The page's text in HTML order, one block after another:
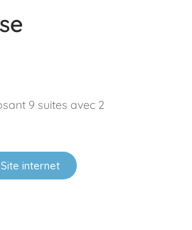
9 suites avec 2
Site internet